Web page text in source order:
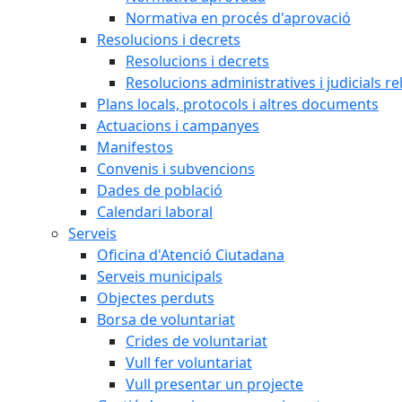
Normativa en procés d'aprovació
Resolucions i decrets
Resolucions i decrets
Resolucions administratives i judicials
Plans locals, protocols i altres documents
Actuacions i campanyes
Manifestos
Convenis i subvencions
Dades de població
Calendari laboral
Serveis
Oficina d'Atenció Ciutadana
Serveis municipals
Objectes perduts
Borsa de voluntariat
Crides de voluntariat
Vull fer voluntariat
Vull presentar un projecte